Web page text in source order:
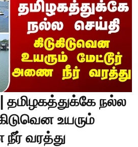
தமிழகத்துக்கே நல்ல
உயரும்
வரத்து